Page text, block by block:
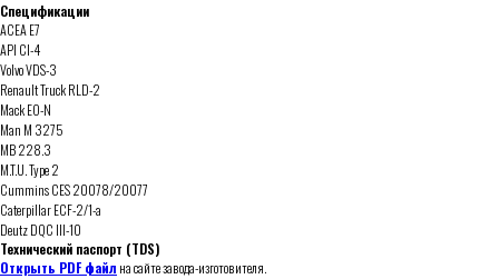
Спецификации
ACEA E7
API CI-4
Volvo VDS-3
Renault Truck RLD-2
Mack EO-N
Man M 3275
MB 228.3
M.T.U. Type 2
Cummins CES 20078/20077
Caterpillar ECF-2/1-a
Deutz DQC III-10
Технический паспорт (TDS)
Открыть PDF файл на сайте завода-изготовителя.